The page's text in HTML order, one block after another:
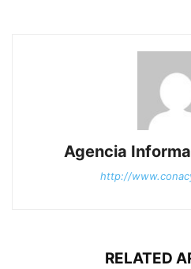
Agencia
http://
RELATED